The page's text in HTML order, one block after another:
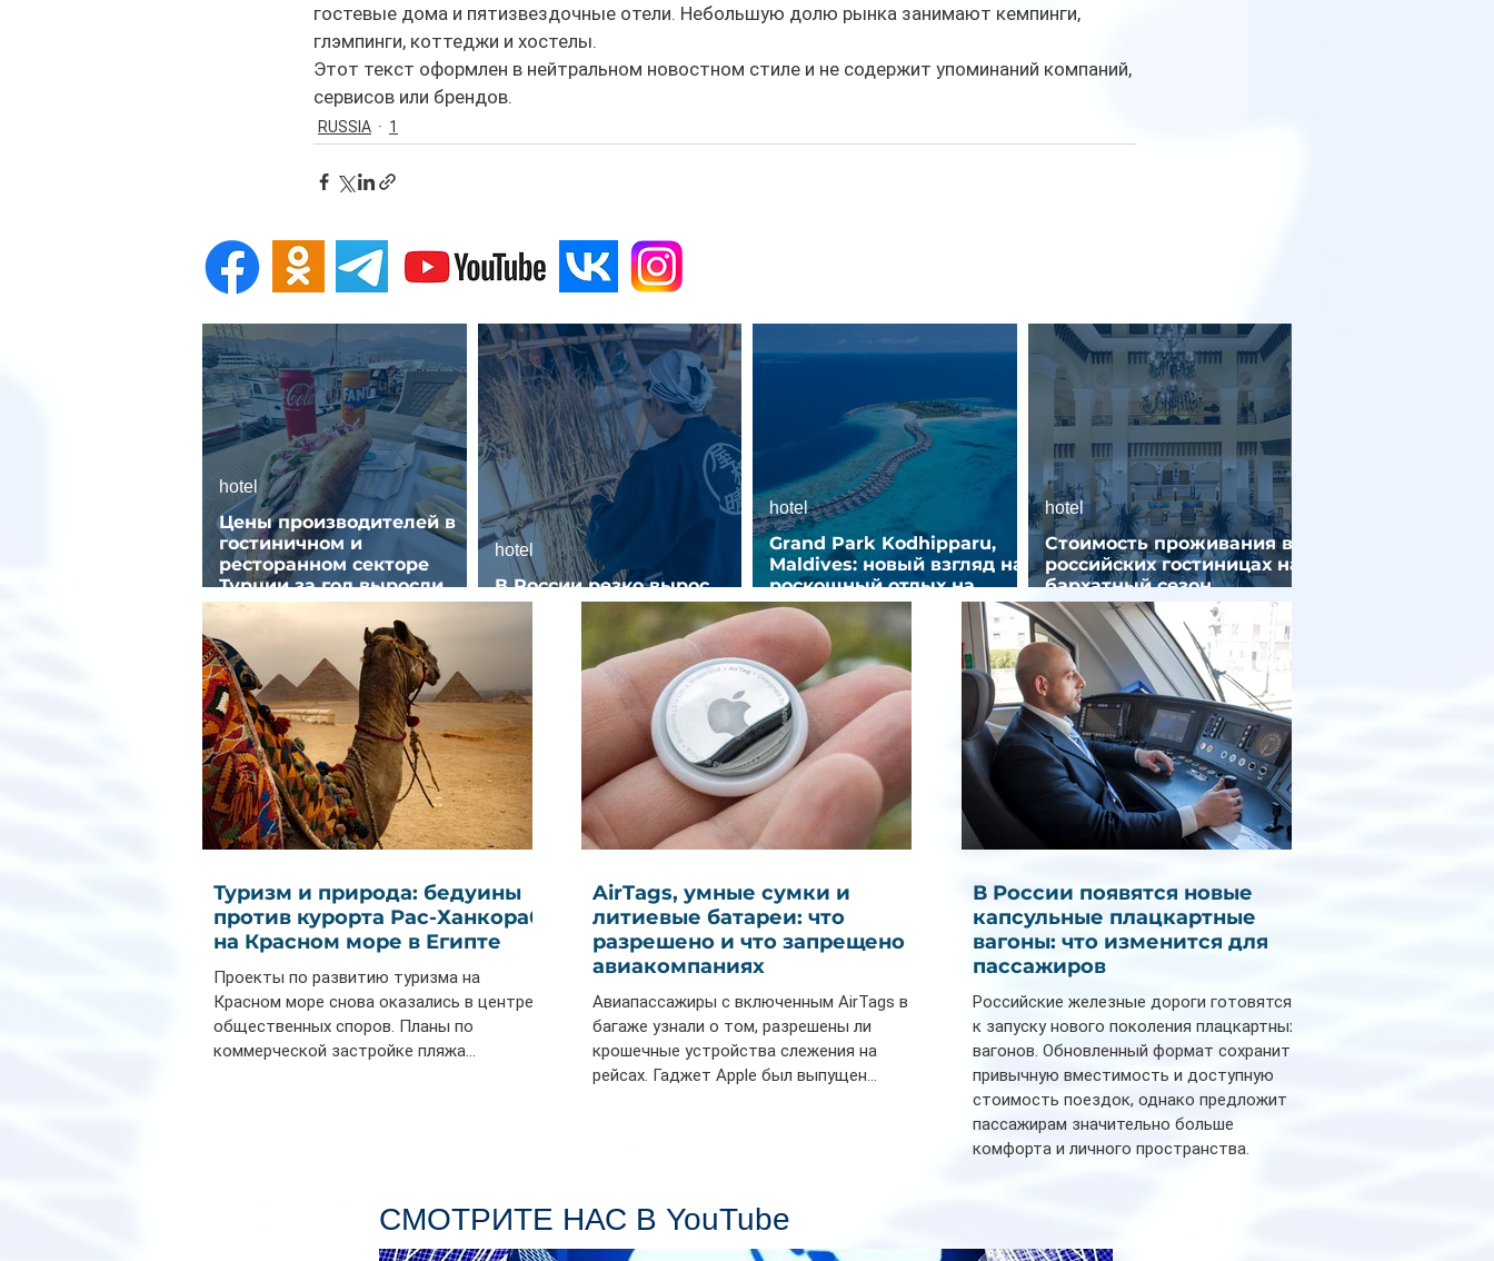
гостевые дома и пятизвездочные отели. Небольшую долю рынка занимают кемпинги,
глэмпинги, коттеджи и хостелы.
Этот текст оформлен в нейтральном новостном стиле и не содержит упоминаний компаний,
сервисов или брендов.
RUSSIA 1
Цены производителей в
гостиничном и
ресторанном секторе
Турции за год выросли
почти на 32%
hotel
В России резко вырос
спрос на отели без звезд
hotel
Grand Park Kodhipparu,
Maldives: новый взгляд на
роскошный отдых на
Мальдивах
hotel
Стоимость проживания в
российских гостиницах на
бархатный сезон
снизилась на 9%
hotel
Туризм и природа: бедуины
против курорта Рас-Ханкораб
на Красном море в Египте
Проекты по развитию туризма на
Красном море снова оказались в центре
общественных споров. Планы по
коммерческой застройке пляжа...
AirTags, умные сумки и
литиевые батареи: что
разрешено и что запрещено в
авиакомпаниях
Авиапассажиры с включенным AirTags в
багаже узнали о том, разрешены ли
крошечные устройства слежения на
рейсах. Гаджет Apple был выпущен...
В России появятся новые
капсульные плацкартные
вагоны: что изменится для
пассажиров
Российские железные дороги готовятся
к запуску нового поколения плацкартных
вагонов. Обновленный формат сохранит
привычную вместимость и доступную
стоимость поездок, однако предложит
пассажирам значительно больше
комфорта и личного пространства.
индивидуальные шторки у каждого
СМОТРИТЕ НАС В YouTube